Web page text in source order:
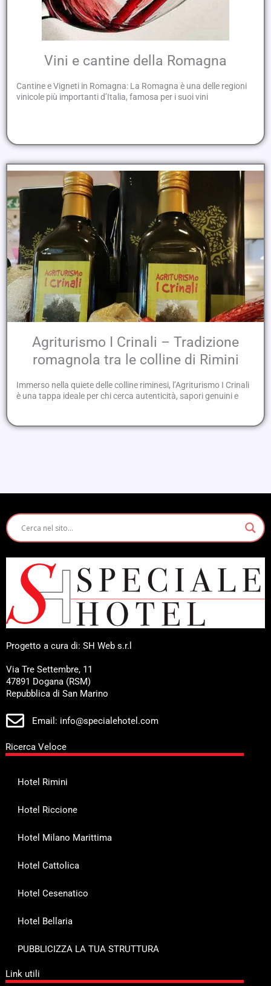
Vini e cantine della Romagna
Cantine e Vigneti in Romagna: La Romagna è una delle regioni
vinicole più importanti d’Italia, famosa per i suoi vini
Agriturismo I Crinali – Tradizione
romagnola tra le colline di Rimini
Immerso nella quiete delle colline riminesi, l’Agriturismo I Crinali
è una tappa ideale per chi cerca autenticità, sapori genuini e
Progetto a cura di: SH Web s.r.l
Via Tre Settembre, 11
47891 Dogana (RSM)
Repubblica di San Marino
Email: info@specialehotel.com
Ricerca Veloce
Hotel Rimini
Hotel Riccione
Hotel Milano Marittima
Hotel Cattolica
Hotel Cesenatico
Hotel Bellaria
PUBBLICIZZA LA TUA STRUTTURA
Link utili